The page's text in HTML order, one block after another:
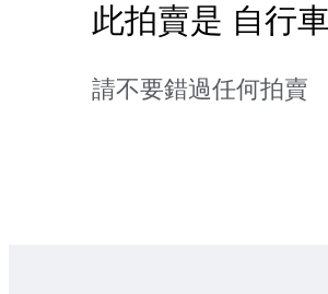
此拍賣是 自行
請不要錯過任何拍賣